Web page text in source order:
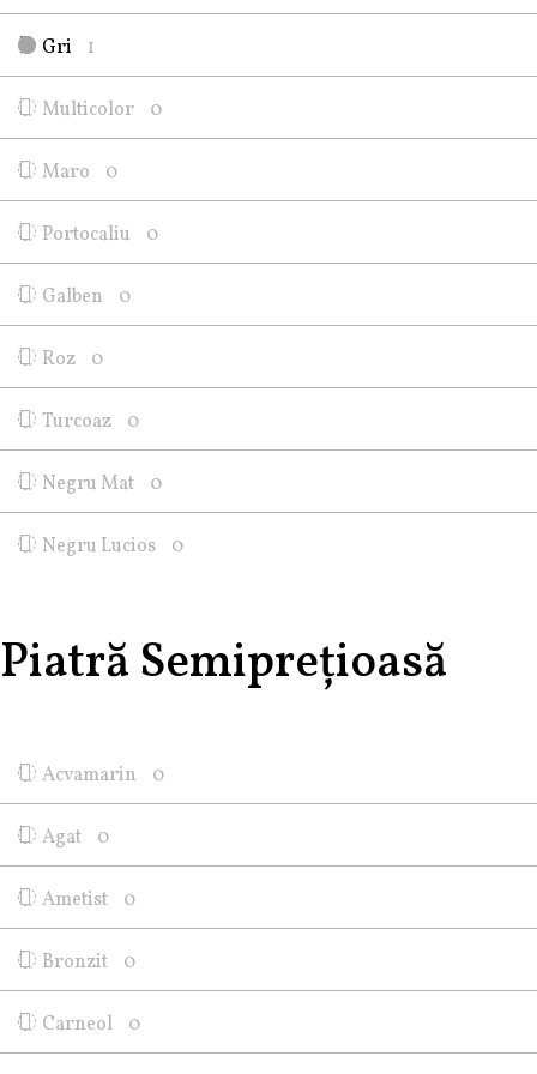
Gri 1
Multicolor 0
Maro 0
Portocaliu 0
Galben 0
Roz 0
Turcoaz 0
Negru Mat 0
Negru Lucios 0
Piatră Semiprețioasă
Acvamarin 0
Agat 0
Ametist 0
Bronzit 0
Carneol 0